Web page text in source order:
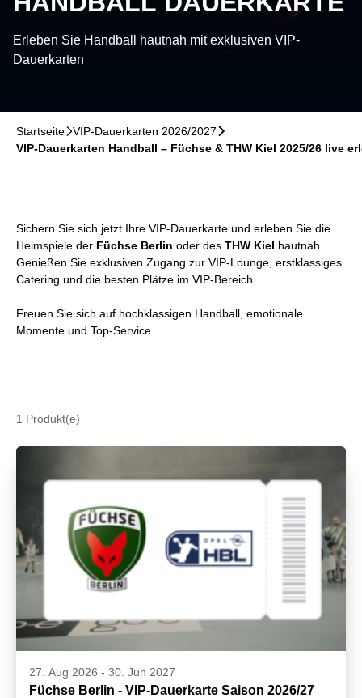
Erleben Sie Handball hautnah mit exklusiven VIP-
Dauerkarten
Startseite􀆊VIP-Dauerkarten 2026/2027􀆊
VIP-Dauerkarten Handball – Füchse & THW Kiel 2025/26 live
Sichern Sie sich jetzt Ihre VIP-Dauerkarte und erleben Sie die
Heimspiele der Füchse Berlin oder des THW Kiel hautnah.
Genießen Sie exklusiven Zugang zur VIP-Lounge, erstklassiges
Catering und die besten Plätze im VIP-Bereich.
Freuen Sie sich auf hochklassigen Handball, emotionale
Momente und Top-Service.
1 Produkt(e)
27. Aug 2026 - 30. Jun 2027
Füchse Berlin - VIP-Dauerkarte Saison 2026/27